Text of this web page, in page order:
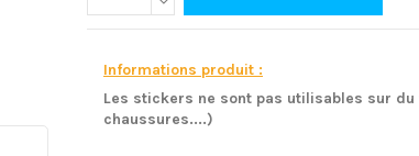
Informations produit :
Les stickers ne sont pas utilisables sur
chaussures....)